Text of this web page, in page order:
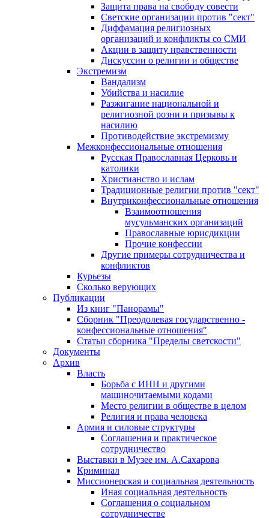
Защита права на свободу совести
Светские организации против "сект"
Диффамация религиозных
организаций и конфликты со СМИ
Акции в защиту нравственности
Дискуссии о религии и обществе
Экстремизм
Вандализм
Убийства и насилие
Разжигание национальной и
религиозной розни и призывы к
насилию
Противодействие экстремизму
Межконфессиональные отношения
Русская Православная Церковь и
католики
Христианство и ислам
Традиционные религии против "сект"
Внутриконфессиональные отношения
Взаимоотношения
мусульманских организаций
Православные юрисдикции
Прочие конфессии
Другие примеры сотрудничества и
конфликтов
Курьезы
Сколько верующих
Публикации
Из книг "Панорамы"
Сборник "Преодолевая государственно -
конфессиональные отношения"
Статьи сборника "Пределы светскости"
Документы
Архив
Власть
Борьба с ИНН и другими
машиночитаемыми кодами
Место религии в обществе в целом
Религия и права человека
Армия и силовые структуры
Соглашения и практическое
сотрудничество
Выставки в Музее им. А.Сахарова
Криминал
Миссионерская и социальная деятельность
Иная социальная деятельность
Соглашения о социальном
сотрудничестве